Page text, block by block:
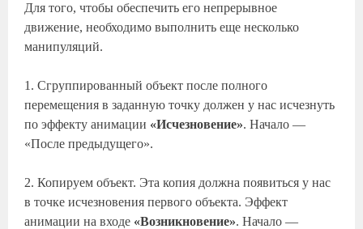
Для того, чтобы обеспечить его непрерывное
движение, необходимо выполнить еще несколько
манипуляций.
1. Сгруппированный объект после полного
перемещения в заданную точку должен у нас исчезнуть
по эффекту анимации «Исчезновение». Начало —
«После предыдущего».
2. Копируем объект. Эта копия должна появиться у нас
в точке исчезновения первого объекта. Эффект
анимации на входе «Возникновение». Начало —